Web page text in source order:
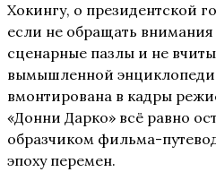
Хокингу, о президентской
если не обращать
сценарные пазлы и не
вымышленной
вмонтирована в кадры
«Донни Дарко» всё равно
образчиком фильма-
эпоху перемен.